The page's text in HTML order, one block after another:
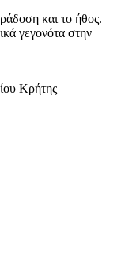
και το ήθος.
γεγονότα στην
Κρήτης